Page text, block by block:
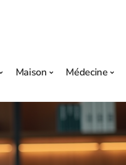
Maison Médecine